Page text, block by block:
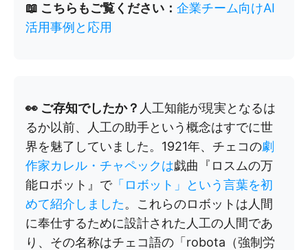
📖 こちらもご覧ください： 企業チーム向けAI
活用事例と応用
👀 ご存知でしたか？ 人工知能が現実となるは
るか以前、人工の助手という概念はすでに世
界を魅了していました。1921年、チェコの劇
作家カレル・チャペックは戯曲『ロスムの万
能ロボット』で「ロボット」という言葉を初
めて紹介しました。これらのロボットは人間
に奉仕するために設計された人工の人間であ
り、その名称はチェコ語の「robota（強制労